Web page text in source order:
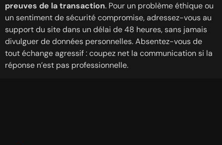
preuves de la transaction. Pour un problème éthique ou
un sentiment de sécurité compromise, adressez-vous au
support du site dans un délai de 48 heures, sans jamais
divulguer de données personnelles. Absentez-vous de
tout échange agressif : coupez net la communication si la
réponse n’est pas professionnelle.